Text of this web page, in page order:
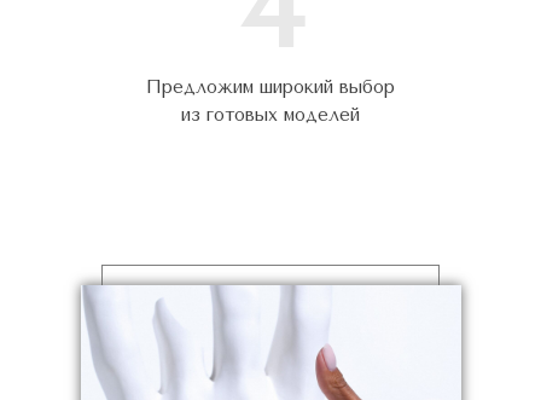
Предложим широкий выбор
из готовых моделей